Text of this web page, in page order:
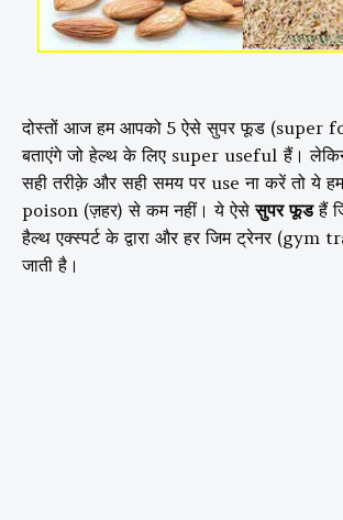
दोस्तों आज हम आपको 5 ऐसे सुपर फूड (super
बताएंगे जो हेल्थ के लिए super useful हैं।
सही तरीक़े और सही समय पर use ना करें तो ये
poison (ज़हर) से कम नहीं। ये ऐसेसुपर फूडहैं
हैल्थ एक्स्पर्ट के द्वारा और हर जिम ट्रेनर (gym
जाती है।